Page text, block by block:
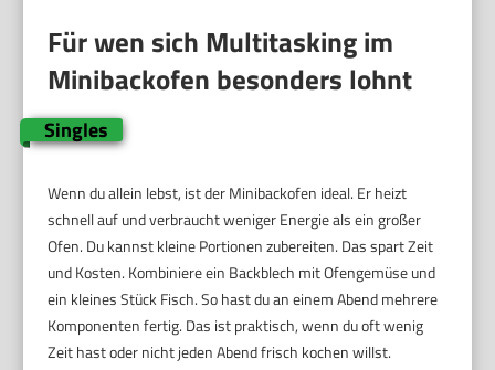
Für wen sich Multitasking im
Minibackofen besonders lohnt
Singles
Wenn du allein lebst, ist der Minibackofen ideal. Er heizt
schnell auf und verbraucht weniger Energie als ein großer
Ofen. Du kannst kleine Portionen zubereiten. Das spart Zeit
und Kosten. Kombiniere ein Backblech mit Ofengemüse und
ein kleines Stück Fisch. So hast du an einem Abend mehrere
Komponenten fertig. Das ist praktisch, wenn du oft wenig
Zeit hast oder nicht jeden Abend frisch kochen willst.